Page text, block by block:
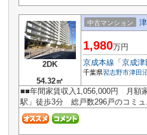
2DK
54.32㎡
中古マンション
1,980万円
京成本線 「 京成津
千葉県習志野市津田
■■年間家賃収入1,056,000円 月
駅」徒歩3分 総戸数296戸のコミュ